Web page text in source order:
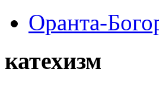
Оранта-
катехизм